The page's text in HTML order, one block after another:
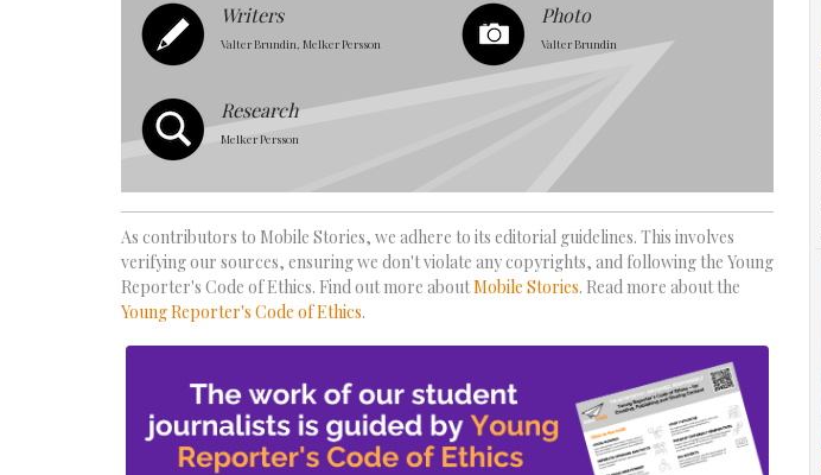
Writers
Valter Brundin, Melker Persson
Photo
Valter Brundin
Research
Melker Persson
As contributors to Mobile Stories, we adhere to its editorial guidelines. This involves
verifying our sources, ensuring we don't violate any copyrights, and following the Young
Reporter's Code of Ethics. Find out more aboutMobile Stories. Read more about the
Young Reporter's Code of Ethics.